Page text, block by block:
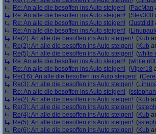
Re: An alle die besoffen ins Auto steigen! (PacMan
Re: An alle die besoffen ins Auto steigen! (Stev300
Re: An alle die besoffen ins Auto steigen! (Justdidit
Re: An alle die besoffen ins Auto steigen! (
Re(2): An alle die besoffen ins Auto steigen! (Kub
Re(2): An alle die besoffen ins Auto steigen! (Kub
Re(5): An alle die besoffen ins Auto steigen! (white
Re: An alle die besoffen ins Auto steigen! (white ri0t
Re: An alle die besoffen ins Auto steigen! (Viper18
Re(16): An alle die besoffen ins Auto steigen! (
Re(3): An alle die besoffen ins Auto steigen! (
Re: An alle die besoffen ins Auto steigen! (sstephan
Re(2): An alle die besoffen ins Auto steigen! (Kub
Re(3): An alle die besoffen ins Auto steigen! (
Re(4): An alle die besoffen ins Auto steigen! (Kub
Re(5): An alle die besoffen ins Auto steigen! (
Re(6): An alle die besoffen ins Auto steigen! (Kub